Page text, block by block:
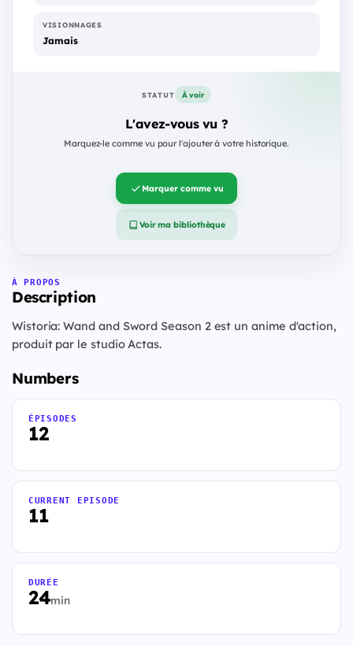
VISIONNAGES
Jamais
STATUT À voir
L'avez-vous vu ?
Marquez-le comme vu pour l'ajouter à votre historique.
Marquer comme vu
Voir ma bibliothèque
À PROPOS
Description
Wistoria: Wand and Sword Season 2 est un anime d'action,
produit par le studio Actas.
Numbers
12
ÉPISODES
11
CURRENT EPISODE
24min
DURÉE